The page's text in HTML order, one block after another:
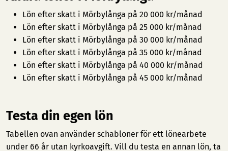
Lön efter skatt i Mörbylånga på 20 000 kr/månad
Lön efter skatt i Mörbylånga på 25 000 kr/månad
Lön efter skatt i Mörbylånga på 30 000 kr/månad
Lön efter skatt i Mörbylånga på 35 000 kr/månad
Lön efter skatt i Mörbylånga på 40 000 kr/månad
Lön efter skatt i Mörbylånga på 45 000 kr/månad
Testa din egen lön
Tabellen ovan använder schabloner för ett lönearbete
under 66 år utan kyrkoavgift. Vill du testa en annan lön, ta